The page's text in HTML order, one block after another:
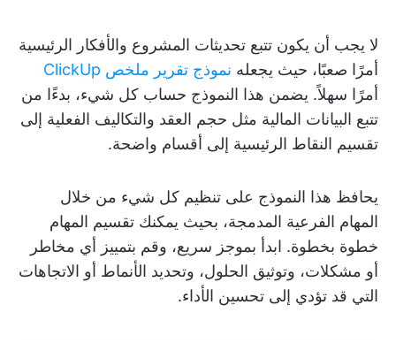
لا يجب أن يكون تتبع تحديثات المشروع والأفكار الرئيسية
أمرًا صعبًا، حيث يجعله نموذج تقرير ملخص ClickUp
أمرًا سهلاً. يضمن هذا النموذج حساب كل شيء، بدءًا من
تتبع البيانات المالية مثل حجم العقد والتكاليف الفعلية إلى
تقسيم النقاط الرئيسية إلى أقسام واضحة.
يحافظ هذا النموذج على تنظيم كل شيء من خلال
المهام الفرعية المدمجة، بحيث يمكنك تقسيم المهام
خطوة بخطوة. ابدأ بموجز سريع، وقم بتمييز أي مخاطر
أو مشكلات، وتوثيق الحلول، وتحديد الأنماط أو الاتجاهات
التي قد تؤدي إلى تحسين الأداء.